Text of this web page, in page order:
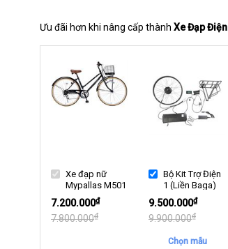
Ưu đãi hơn khi nâng cấp thành Xe Đạp Điện
Xe đạp nữ
Mypallas M501
7.200.000₫
7.800.000₫
Bộ Kit Trợ Điện
1 (Liền Baga)
9.500.000₫
9.900.000₫
Chọn mẫu